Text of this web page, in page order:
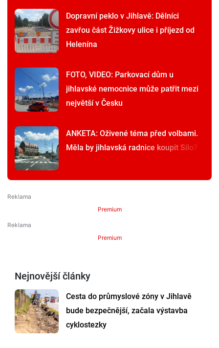
Dopravní peklo v Jihlavě: Dělníci
zavřou část Žižkovy ulice i příjezd od
Helenína
FOTO, VIDEO: Parkovací dům u
jihlavské nemocnice může patřit mezi
největší v Česku
ANKETA: Oživené téma před volbami.
Měla by jihlavská radnice koupit Silo?
Premium
Premium
Nejnovější články
Cesta do průmyslové zóny v Jihlavě
bude bezpečnější, začala výstavba
cyklostezky